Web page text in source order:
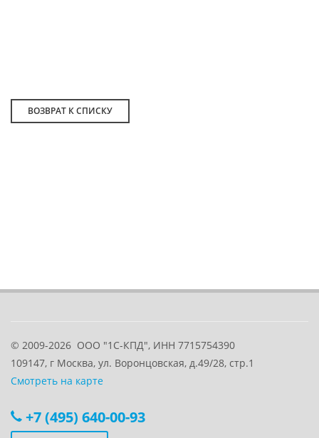
ВОЗВРАТ К СПИСКУ
© 2009-2026 ООО "1С-КПД", ИНН 7715754390
109147, г Москва, ул. Воронцовская, д.49/28, стр.1
Смотреть на карте
+7 (495) 640-00-93